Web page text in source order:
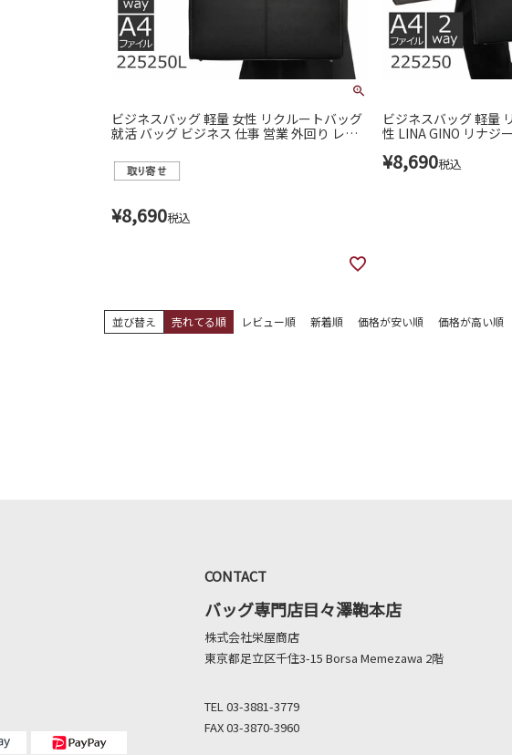
ビジネスバッグ 軽量 女性 リクルートバッグ
就活 バッグ ビジネス 仕事 営業 外回り レデ
¥8,690税込
ビジネスバッグ 軽量
性 LINA GINO リナジ
¥8,690税込
並び替え 売れてる順 レビュー順 新着順 価格が安い順 価格が高い順
CONTACT
バッグ専門店目々澤鞄本店
株式会社栄屋商店
東京都足立区千住3-15 Borsa Memezawa 2階
TEL 03-3881-3779
FAX 03-3870-3960